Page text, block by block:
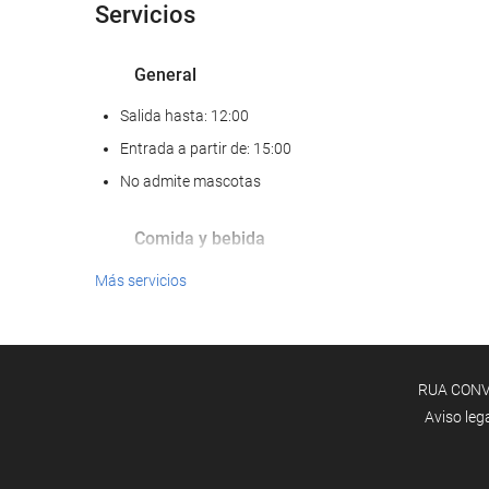
Servicios
General
Salida hasta: 12:00
Entrada a partir de: 15:00
No admite mascotas
Comida y bebida
Restaurante a la carta
Más servicios
RUA
Aviso